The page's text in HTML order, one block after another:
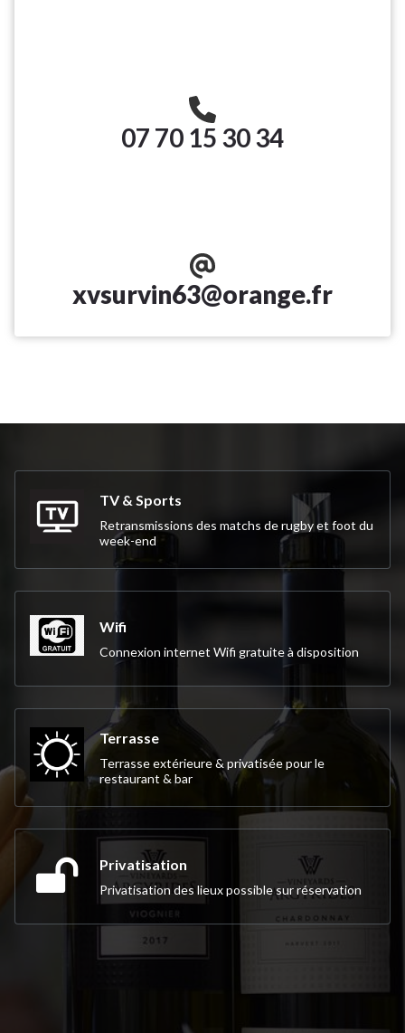
07 70 15 30 34
xvsurvin63@orange.fr
TV & Sports
Retransmissions des matchs de rugby et foot du
week-end
Wifi
Connexion internet Wifi gratuite à disposition
Terrasse
Terrasse extérieure & privatisée pour le
restaurant & bar
Privatisation
Privatisation des lieux possible sur réservation